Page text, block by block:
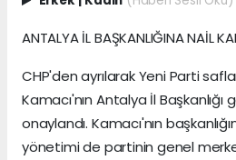
ANTALYA İL BAŞKANLIĞINA NAİL
CHP'den ayrılarak Yeni Parti
Kamacı'nın Antalya İl Başkanlığı
onaylandı. Kamacı'nın
yönetimi de partinin genel